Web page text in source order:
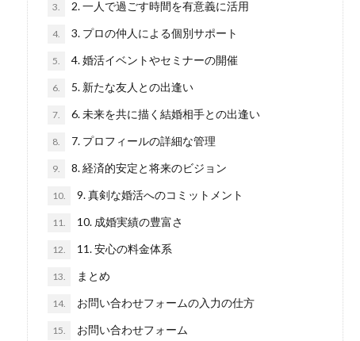
3. 2. 一人で過ごす時間を有意義に活用
4. 3. プロの仲人による個別サポート
5. 4. 婚活イベントやセミナーの開催
6. 5. 新たな友人との出逢い
7. 6. 未来を共に描く結婚相手との出逢い
8. 7. プロフィールの詳細な管理
9. 8. 経済的安定と将来のビジョン
10. 9. 真剣な婚活へのコミットメント
11. 10. 成婚実績の豊富さ
12. 11. 安心の料金体系
13. まとめ
14. お問い合わせフォームの入力の仕方
15. お問い合わせフォーム